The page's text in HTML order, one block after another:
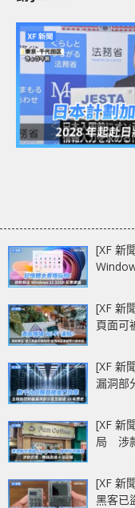
[XF 新
[XF 新
頁面可
[XF 新
漏洞部
[XF 新
局 涉
[XF 新
黑客已